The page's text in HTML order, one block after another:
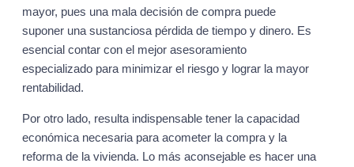
mayor, pues una mala decisión de compra puede
suponer una sustanciosa pérdida de tiempo y dinero. Es
esencial contar con el mejor asesoramiento
especializado para minimizar el riesgo y lograr la mayor
rentabilidad.
Por otro lado, resulta indispensable tener la capacidad
económica necesaria para acometer la compra y la
reforma de la vivienda. Lo más aconsejable es hacer una